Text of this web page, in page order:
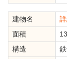
建物名
面積
構造